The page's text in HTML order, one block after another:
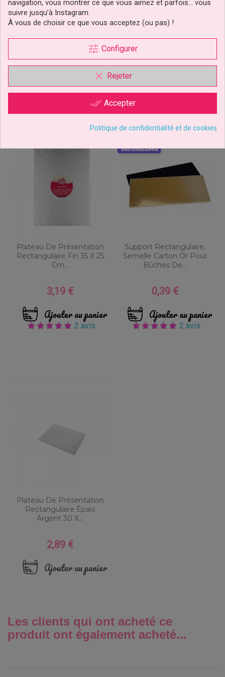
Rectangulaire Épais
L35xL45xH1,2 CM
Prix
5,79 €
Ajouter au panier
Rectangulaire Épais
Prix
4,99 €
Ajouter au panier
Plateau De Présentation
Rectangulaire Fin 35 X 25
Cm...
Prix
3,19 €
Ajouter au panier
2 avis
Support Rectangulaire,
Semelle Carton Or Pour
Bûches De...
Prix
0,39 €
Ajouter au panier
2 avis
déclinaisons
Plateau De Présentation
Rectangulaire Épais
Argent 30 X...
Prix
2,89 €
Ajouter au panier
Les clients qui ont acheté ce
produit ont également acheté...
navigation, vous montrer ce que vous aimez et parfois… vous
suivre jusqu’à Instagram.
À vous de choisir ce que vous acceptez (ou pas) !
tune Configurer
clear Rejeter
done_all Accepter
Politique de confidentialité et de cookies